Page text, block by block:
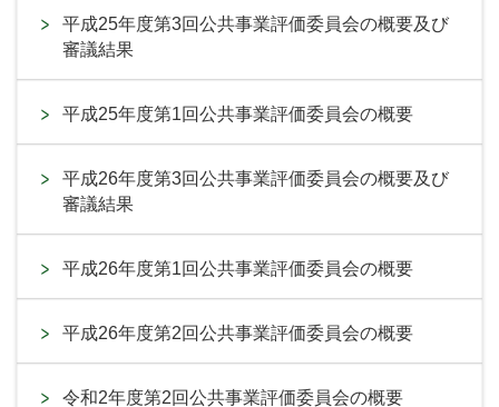
平成25年度第3回公共事業評価委員会の概要及び
審議結果
平成25年度第1回公共事業評価委員会の概要
平成26年度第3回公共事業評価委員会の概要及び
審議結果
平成26年度第1回公共事業評価委員会の概要
平成26年度第2回公共事業評価委員会の概要
令和2年度第2回公共事業評価委員会の概要